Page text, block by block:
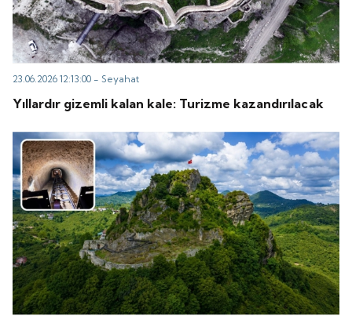
23.06.2026 12:13:00 -Seyahat
Yıllardır gizemli kalan kale: Turizme kazandırılacak